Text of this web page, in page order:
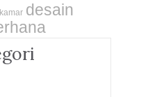
desain